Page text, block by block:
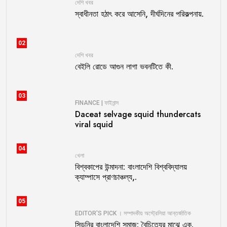
দেশি খবর
স্বাধীনতা হঠাৎ করে আসেনি, দীর্ঘদিনের পরিকল্পনায়.
02
দেশি খবর
বেইলি রোডে আগুন লাগা ভবনটিতে কী.
03
FINANCE | ফাইনান্স
Daceat selvage squid thundercats
viral squid
04
খেলা
বিশ্বকাপের উন্মাদনা: বাংলাদেশি বিশ্ববিদ্যালয়
ক্যাম্পাসে প্রাণচাঞ্চল্য,.
05
EDITOR'S PICK । সম্পাদকীয় অস্ট্রেলিয়া আন্তর্জাতিক
সিডনির বাংলাদেশি সমাজ: বৈচিত্র্যের মাঝে এক.